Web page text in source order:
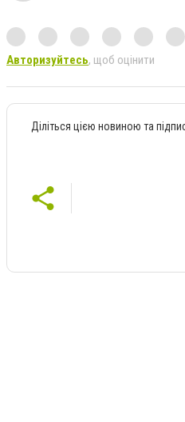
Авторизуйтесь, щоб оцінити
Діліться цією новиною та